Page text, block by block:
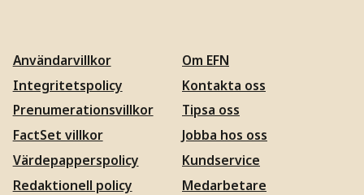
Användarvillkor
Integritetspolicy
Prenumerationsvillkor
FactSet villkor
Värdepapperspolicy
Redaktionell policy
Om EFN
Kontakta oss
Tipsa oss
Jobba hos oss
Kundservice
Medarbetare